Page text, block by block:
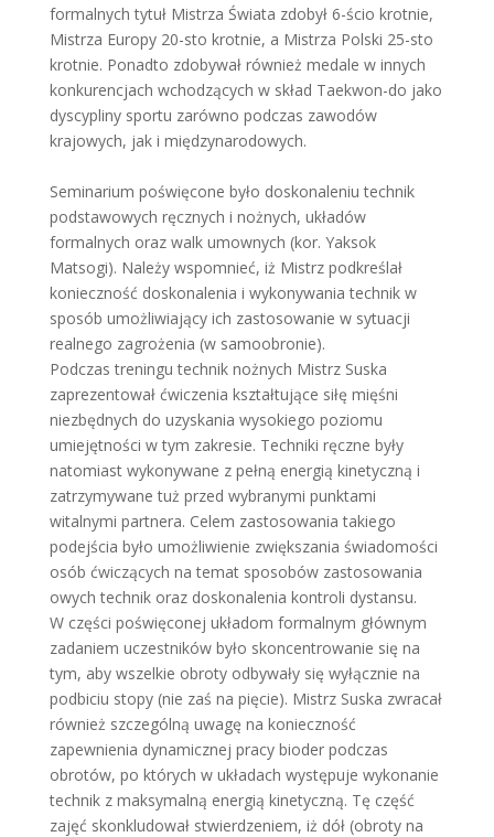
formalnych tytuł Mistrza Świata zdobył 6-ścio krotnie,
Mistrza Europy 20-sto krotnie, a Mistrza Polski 25-sto
krotnie. Ponadto zdobywał również medale w innych
konkurencjach wchodzących w skład Taekwon-do jako
dyscypliny sportu zarówno podczas zawodów
krajowych, jak i międzynarodowych.
Seminarium poświęcone było doskonaleniu technik
podstawowych ręcznych i nożnych, układów
formalnych oraz walk umownych (kor. Yaksok
Matsogi). Należy wspomnieć, iż Mistrz podkreślał
konieczność doskonalenia i wykonywania technik w
sposób umożliwiający ich zastosowanie w sytuacji
realnego zagrożenia (w samoobronie).
Podczas treningu technik nożnych Mistrz Suska
zaprezentował ćwiczenia kształtujące siłę mięśni
niezbędnych do uzyskania wysokiego poziomu
umiejętności w tym zakresie. Techniki ręczne były
natomiast wykonywane z pełną energią kinetyczną i
zatrzymywane tuż przed wybranymi punktami
witalnymi partnera. Celem zastosowania takiego
podejścia było umożliwienie zwiększania świadomości
osób ćwiczących na temat sposobów zastosowania
owych technik oraz doskonalenia kontroli dystansu.
W części poświęconej układom formalnym głównym
zadaniem uczestników było skoncentrowanie się na
tym, aby wszelkie obroty odbywały się wyłącznie na
podbiciu stopy (nie zaś na pięcie). Mistrz Suska zwracał
również szczególną uwagę na konieczność
zapewnienia dynamicznej pracy bioder podczas
obrotów, po których w układach występuje wykonanie
technik z maksymalną energią kinetyczną. Tę część
zajęć skonkludował stwierdzeniem, iż dół (obroty na